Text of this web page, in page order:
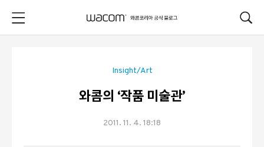
Insight/Art
와콤의 ‘작품 미술관’
2011. 11. 4. 18:18